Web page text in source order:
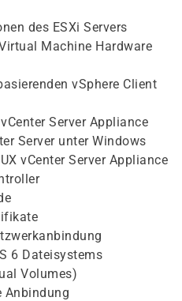
des ESXi Servers
Machine Hardware
vSphere Client
Server Appliance
Server unter Windows
vCenter Server Appliance
6 Dateisystems
Volumes)
Anbindung